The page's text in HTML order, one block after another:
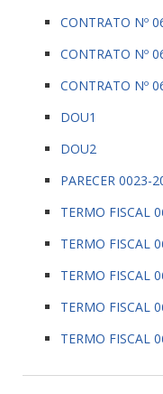
CONTRATO Nº
CONTRATO Nº
CONTRATO Nº
DOU1
DOU2
PARECER 0023-
TERMO FISCAL
TERMO FISCAL
TERMO FISCAL
TERMO FISCAL
TERMO FISCAL